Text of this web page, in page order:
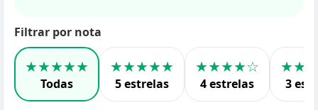
Filtrar por nota
★★★★★
Todas
★★★★★
5 estrelas
★★★★☆
4 estrelas 3